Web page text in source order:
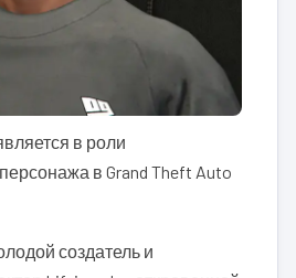
в роли
в Grand Theft Auto
создатель и